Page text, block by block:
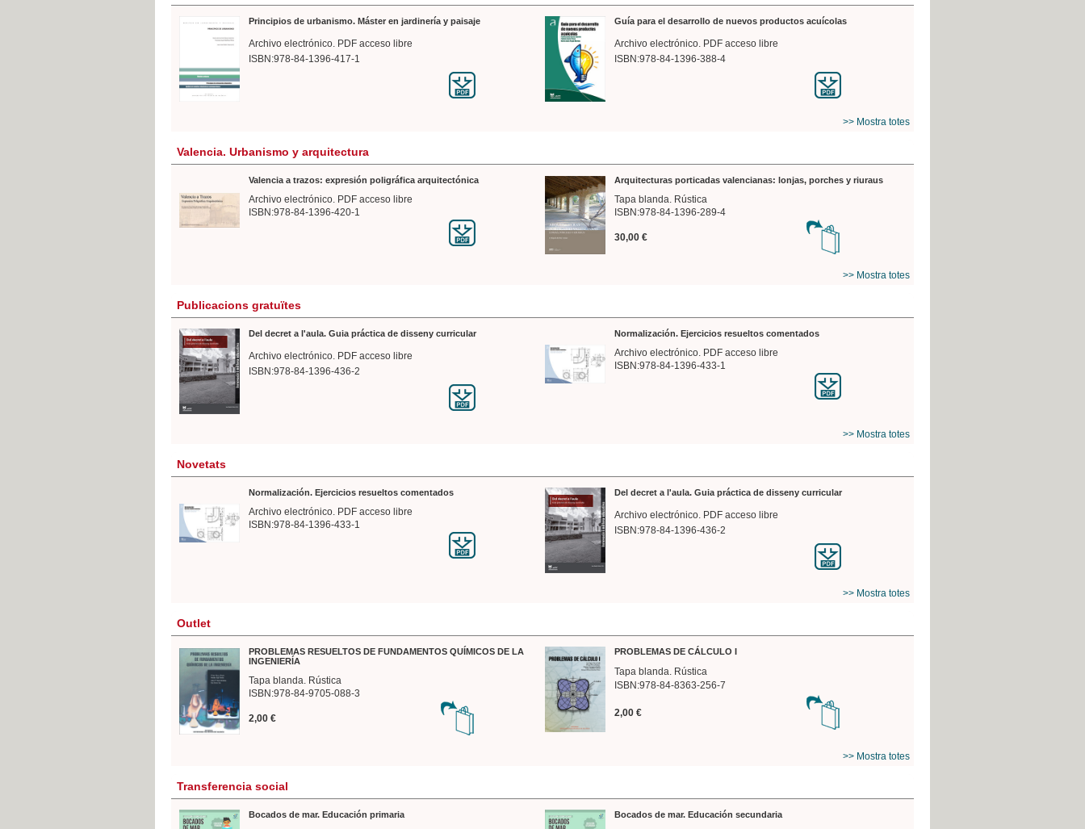
Principios de urbanismo. Máster en jardinería y paisaje
Archivo electrónico. PDF acceso libre
ISBN:978-84-1396-417-1
Guía para el desarrollo de nuevos productos acuícolas
Archivo electrónico. PDF acceso libre
ISBN:978-84-1396-388-4
>> Mostra totes
Valencia. Urbanismo y arquitectura
Valencia a trazos: expresión poligráfica arquitectónica
Archivo electrónico. PDF acceso libre
ISBN:978-84-1396-420-1
Arquitecturas porticadas valencianas: lonjas, porches y riuraus
Tapa blanda. Rústica
ISBN:978-84-1396-289-4
30,00 €
>> Mostra totes
Publicacions gratuïtes
Del decret a l'aula. Guia práctica de disseny curricular
Archivo electrónico. PDF acceso libre
ISBN:978-84-1396-436-2
Normalización. Ejercicios resueltos comentados
Archivo electrónico. PDF acceso libre
ISBN:978-84-1396-433-1
>> Mostra totes
Novetats
Normalización. Ejercicios resueltos comentados
Archivo electrónico. PDF acceso libre
ISBN:978-84-1396-433-1
Del decret a l'aula. Guia práctica de disseny curricular
Archivo electrónico. PDF acceso libre
ISBN:978-84-1396-436-2
>> Mostra totes
Outlet
PROBLEMAS RESUELTOS DE FUNDAMENTOS QUÍMICOS DE LA
INGENIERÍA
Tapa blanda. Rústica
ISBN:978-84-9705-088-3
2,00 €
PROBLEMAS DE CÁLCULO I
Tapa blanda. Rústica
ISBN:978-84-8363-256-7
2,00 €
>> Mostra totes
Transferencia social
Bocados de mar. Educación primaria Bocados de mar. Educación secundaria